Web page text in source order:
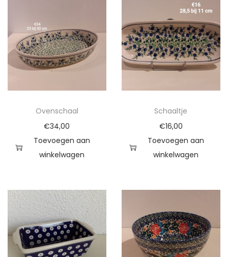
t
a
l
Ovenschaal
€34,00
Toevoegen aan
winkelwagen
Schaaltje
€16,00
Toevoegen aan
winkelwagen